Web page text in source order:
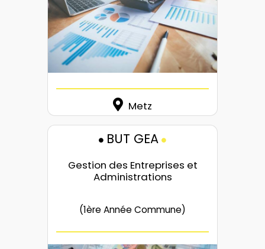
Metz
BUT GEA
Gestion des Entreprises et
Administrations
(1ère Année Commune)